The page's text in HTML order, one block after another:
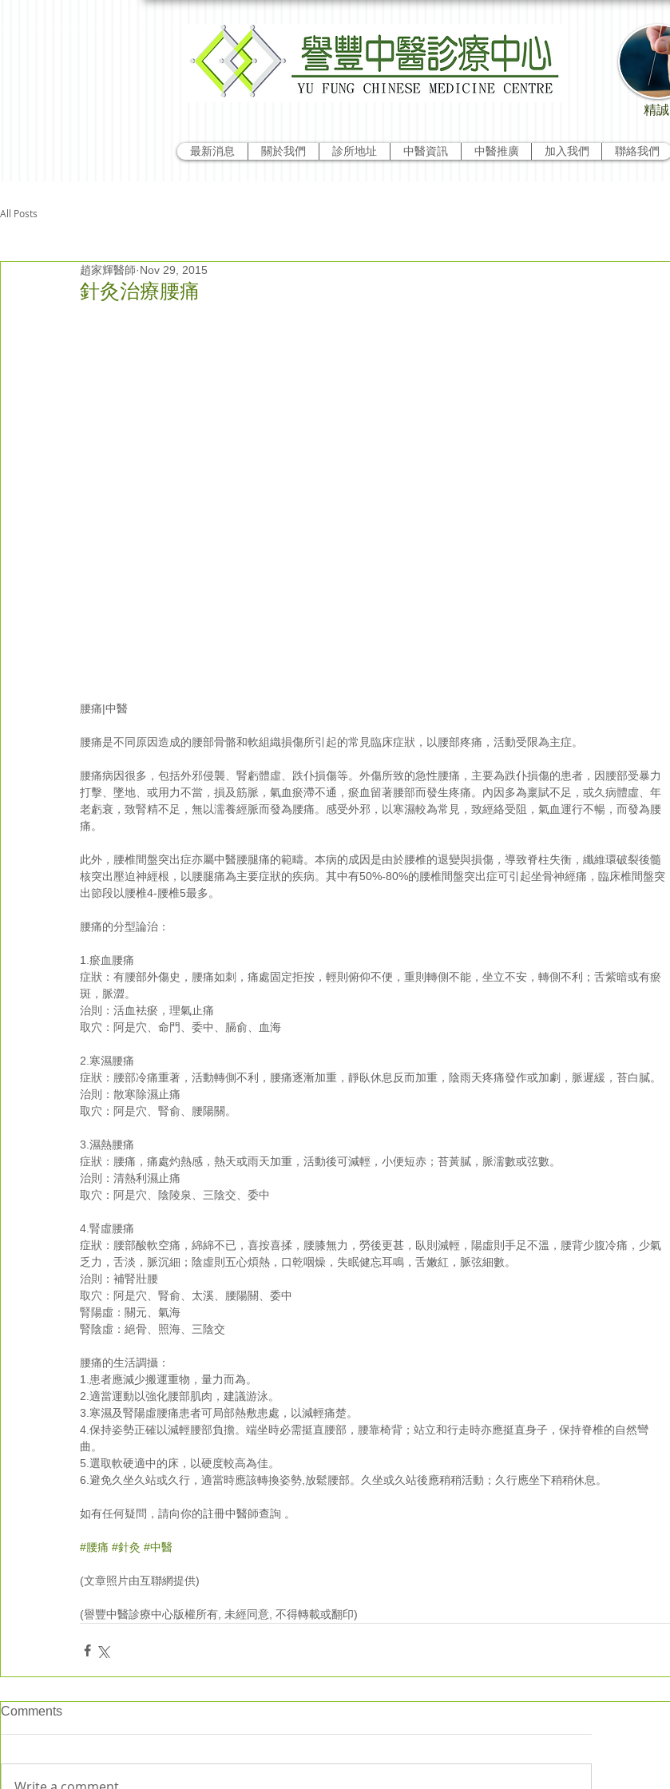
精誠
最新消息 關於我們 診所地址 中醫資訊 中醫推廣 加入我們 聯絡我們
All Posts
針灸治療腰痛
趙家輝醫師 Nov 29, 2015
腰痛|中醫
腰痛是不同原因造成的腰部骨骼和軟組織損傷所引起的常見臨床症狀，以腰部疼痛，活動受限為主症。
腰痛病因很多，包括外邪侵襲、腎虧體虛、跌仆損傷等。外傷所致的急性腰痛，主要為跌仆損傷的患者，因腰部受暴力
打擊、墜地、或用力不當，損及筋脈，氣血瘀滯不通，瘀血留著腰部而發生疼痛。內因多為稟賦不足，或久病體虛、年
老虧衰，致腎精不足，無以濡養經脈而發為腰痛。感受外邪，以寒濕較為常見，致經絡受阻，氣血運行不暢，而發為腰
痛。
此外，腰椎間盤突出症亦屬中醫腰腿痛的範疇。本病的成因是由於腰椎的退變與損傷，導致脊柱失衡，纖維環破裂後髓
核突出壓迫神經根，以腰腿痛為主要症狀的疾病。其中有50%-80%的腰椎間盤突出症可引起坐骨神經痛，臨床椎間盤突
出節段以腰椎4-腰椎5最多。
腰痛的分型論治：
1.瘀血腰痛
症狀：有腰部外傷史，腰痛如刺，痛處固定拒按，輕則俯仰不便，重則轉側不能，坐立不安，轉側不利；舌紫暗或有瘀
斑，脈澀。
治則：活血袪瘀，理氣止痛
取穴：阿是穴、命門、委中、膈俞、血海
2.寒濕腰痛
症狀：腰部冷痛重著，活動轉側不利，腰痛逐漸加重，靜臥休息反而加重，陰雨天疼痛發作或加劇，脈遲緩，苔白膩。
治則：散寒除濕止痛
取穴：阿是穴、腎俞、腰陽關。
3.濕熱腰痛
症狀：腰痛，痛處灼熱感，熱天或雨天加重，活動後可減輕，小便短赤；苔黃膩，脈濡數或弦數。
治則：清熱利濕止痛
取穴：阿是穴、陰陵泉、三陰交、委中
4.腎虛腰痛
症狀：腰部酸軟空痛，綿綿不已，喜按喜揉，腰膝無力，勞後更甚，臥則減輕，陽虛則手足不溫，腰背少腹冷痛，少氣
乏力，舌淡，脈沉細；陰虛則五心煩熱，口乾咽燥，失眠健忘耳鳴，舌嫩紅，脈弦細數。
治則：補腎壯腰
取穴：阿是穴、腎俞、太溪、腰陽關、委中
腎陽虛：關元、氣海
腎陰虛：絕骨、照海、三陰交
腰痛的生活調攝：
1.患者應減少搬運重物，量力而為。
2.適當運動以強化腰部肌肉，建議游泳。
3.寒濕及腎陽虛腰痛患者可局部熱敷患處，以減輕痛楚。
4.保持姿勢正確以減輕腰部負擔。端坐時必需挺直腰部，腰靠椅背；站立和行走時亦應挺直身子，保持脊椎的自然彎
曲。
5.選取軟硬適中的床，以硬度較高為佳。
6.避免久坐久站或久行，適當時應該轉換姿勢,放鬆腰部。久坐或久站後應稍稍活動；久行應坐下稍稍休息。
如有任何疑問，請向你的註冊中醫師查詢 。
#腰痛 #針灸 #中醫
(文章照片由互聯網提供)
(譽豐中醫診療中心版權所有, 未經同意, 不得轉載或翻印)
Comments